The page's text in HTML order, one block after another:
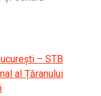
– STB
al Țăranului